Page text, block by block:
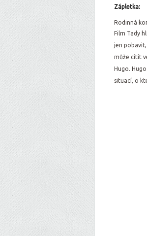
Zápletka:
Rodinná
Film Tady
jen
může cítit
Hugo.
situací, o